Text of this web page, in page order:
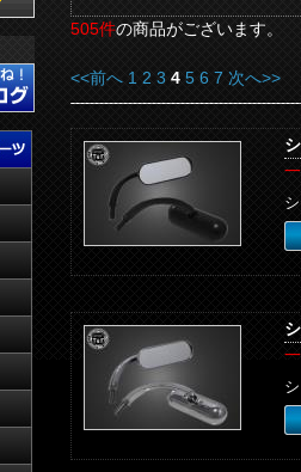
505件の商品がございます。
<<前へ 1 2 3 4 5 6 7 次へ>>